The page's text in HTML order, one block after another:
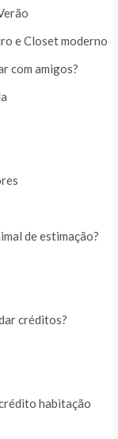
e Closet moderno
com amigos?
de estimação?
créditos?
habitação